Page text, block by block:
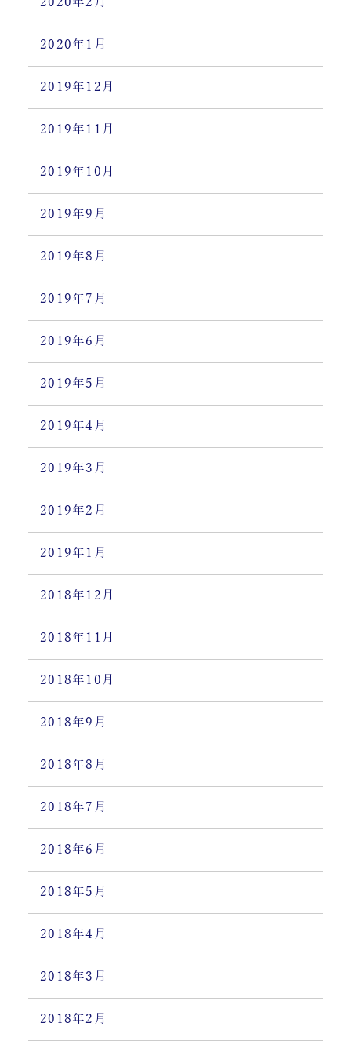
2020年1月
2019年12月
2019年11月
2019年10月
2019年9月
2019年8月
2019年7月
2019年6月
2019年5月
2019年4月
2019年3月
2019年2月
2019年1月
2018年12月
2018年11月
2018年10月
2018年9月
2018年8月
2018年7月
2018年6月
2018年5月
2018年4月
2018年3月
2018年2月